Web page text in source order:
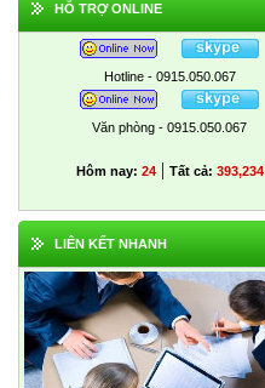
HỖ TRỢ ONLINE
Hotline - 0915.050.067
Văn phòng - 0915.050.067
Hôm nay: 24| Tất cả: 393,234
LIÊN KẾT NHANH